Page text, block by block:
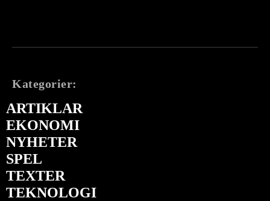
Kategorier:
ARTIKLAR
EKONOMI
NYHETER
SPEL
TEXTER
TEKNOLOGI